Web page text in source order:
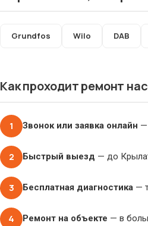
Grundfos Wilo DAB
Как проходит ремонт
1 Звонок или заявка онлайн —
2 Быстрый выезд — до
3 Бесплатная диагностика —
4 Ремонт на объекте — в